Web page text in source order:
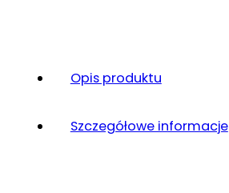
Opis produktu
Szczegółowe informacje